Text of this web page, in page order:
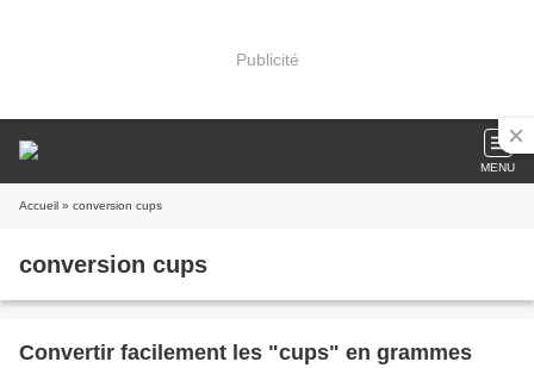
Publicité
MENU
Accueil » conversion cups
conversion cups
Convertir facilement les "cups" en grammes